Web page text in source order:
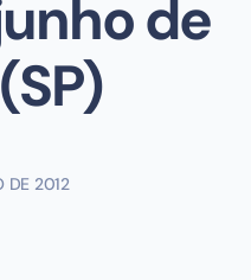
de
DE 2012